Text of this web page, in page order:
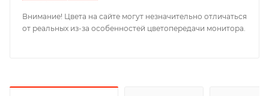
Внимание! Цвета на сайте могут незначительно отличаться
от реальных из-за особенностей цветопередачи монитора.